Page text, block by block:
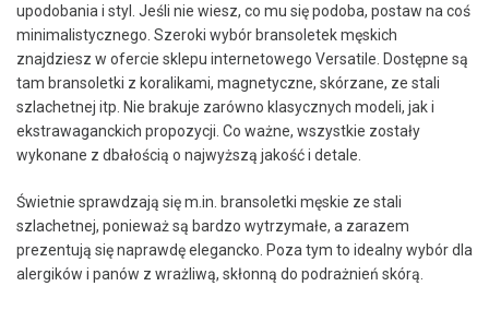
upodobania i styl. Jeśli nie wiesz, co mu się podoba, postaw na coś
minimalistycznego. Szeroki wybór bransoletek męskich
znajdziesz w ofercie sklepu internetowego Versatile. Dostępne są
tam bransoletki z koralikami, magnetyczne, skórzane, ze stali
szlachetnej itp. Nie brakuje zarówno klasycznych modeli, jak i
ekstrawaganckich propozycji. Co ważne, wszystkie zostały
wykonane z dbałością o najwyższą jakość i detale.
Świetnie sprawdzają się m.in. bransoletki męskie ze stali
szlachetnej, ponieważ są bardzo wytrzymałe, a zarazem
prezentują się naprawdę elegancko. Poza tym to idealny wybór dla
alergików i panów z wrażliwą, skłonną do podrażnień skórą.